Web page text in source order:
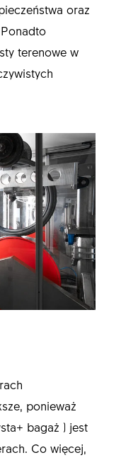
oraz
terenowe w
ponieważ
bagaż ) jest
Co więcej,